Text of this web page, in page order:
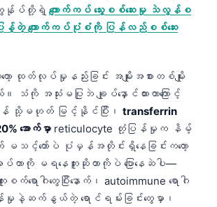
န်ုပ်တို့ရဲ့ ကျောက်ကပ် သွေးစစ်ဆေးမှု သဲလွန်စ
ြန့်တဲ့ ကျောက်ကပ်ပုံစံကို ပြန်လည်စစ်ဆေး
ော့ ထုတ်လုပ်မှုနည်းခြင်း အမျိုးအစားတစ်မျိုး
သံကို အသုံးမပြုဘဲ ချုပ်နှောင်ထားတာကြောင့်
သို့မဟုတ် မြင့်နိုင်ပြီး၊ transferrin
အောက်မှာ reticulocyte တုံ့ပြန်မှုက နိမ့်
မသင့်တော်ပဲ ပုံမှန်အတိုင်းရှိနေခြင်းကတော့
တာကို မရနေဘူးဆိုတာကိုပဲ ပြောနေဆဲပါ—
ရောဂါတွေပြီးနောက်၊ autoimmune ရောဂါ
နဲ့ဆက်နွယ်တဲ့ ရောင်ရမ်းခြင်းတွေမှာ၊